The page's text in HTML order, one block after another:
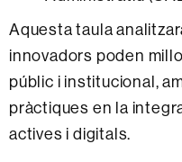
Aquesta taula
innovadors poden
públic i institucional,
pràctiques en la
actives i digitals.